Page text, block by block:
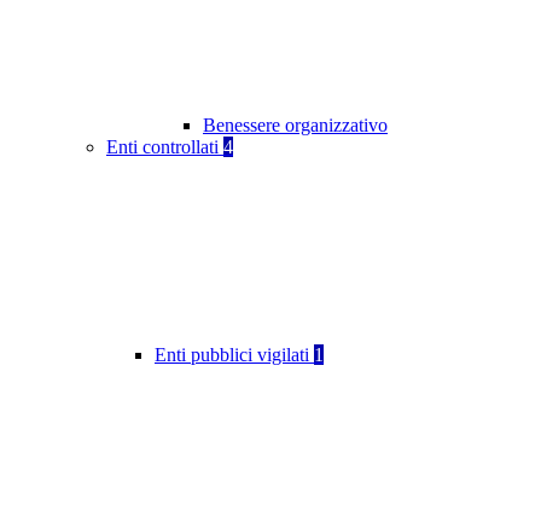
Benessere organizzativo
Enti controllati 4
Enti pubblici vigilati 1